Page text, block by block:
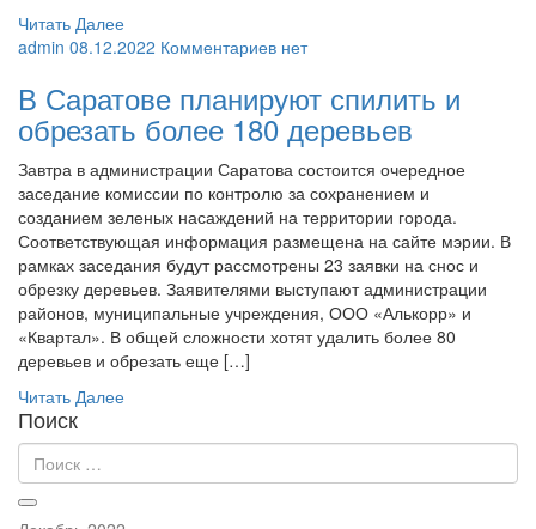
Читать Далее
admin 08.12.2022 Комментариев нет
В Саратове планируют спилить и
обрезать более 180 деревьев
Завтра в администрации Саратова состоится очередное
заседание комиссии по контролю за сохранением и
созданием зеленых насаждений на территории города.
Соответствующая информация размещена на сайте мэрии. В
рамках заседания будут рассмотрены 23 заявки на снос и
обрезку деревьев. Заявителями выступают администрации
районов, муниципальные учреждения, ООО «Алькорр» и
«Квартал». В общей сложности хотят удалить более 80
деревьев и обрезать еще […]
Читать Далее
Поиск